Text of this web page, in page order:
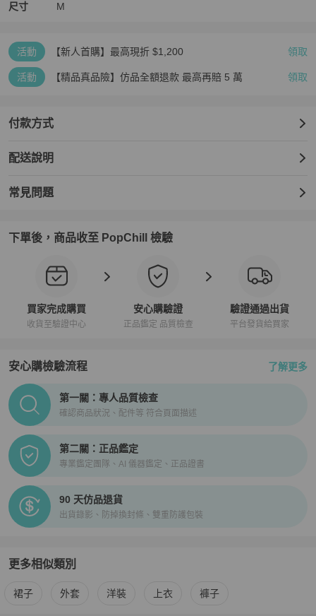
尺寸
M
活動 【新人首購】最高現折 $1,200 領取
活動 【精品真品險】仿品全額退款 最高再賠 5 萬 領取
付款方式
配送說明
常見問題
下單後，商品收至 PopChill 檢驗
買家完成購買
收貨至驗證中心
安心購驗證
正品鑑定 品質檢查
驗證通過出貨
平台發貨給買家
安心購檢驗流程 了解更多
PopChill拍拍圈正品驗證、安心購檢驗流程介紹
第一關：專人品質檢查
確認商品狀況、配件等 符合頁面描述
第二關：正品鑑定
專業鑑定團隊、AI 儀器鑑定、正品證書
90 天仿品退貨
出貨錄影、防掉換封條、雙重防護包裝
更多相似類別
更多女裝 相似商品推薦
裙子 外套 洋裝 上衣 褲子